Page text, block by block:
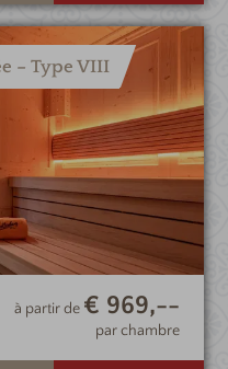
– Type VIII
à partir de € 969,--
par chambre